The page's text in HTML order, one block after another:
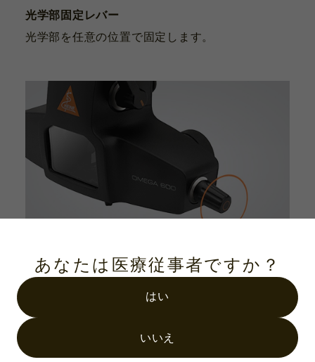
あなたは医療従事者ですか？
はい
いいえ
光学部固定レバー
光学部を任意の位置で固定します。
Detail 04.
照明光調節ノブ
とができます。瞳孔径に応じて微調節が必要な場
合や眼底周辺を観察する時などに照明光の入射角